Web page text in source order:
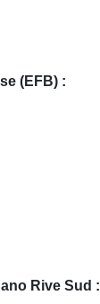
(EFB) :
Rive Sud :